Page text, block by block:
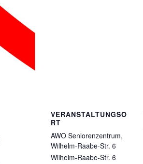
VERANSTALTUNGSO
RT
AWO Seniorenzentrum,
Wilhelm-Raabe-Str. 6
Wilhelm-Raabe-Str. 6